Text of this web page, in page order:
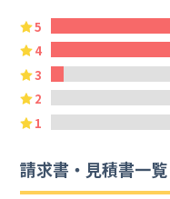
5
4
3
2
1
請求書・見積書一覧